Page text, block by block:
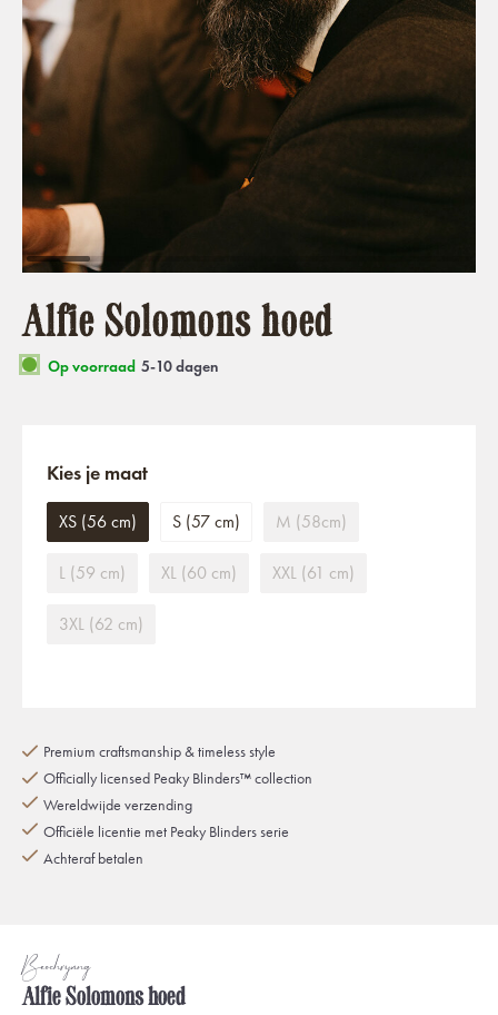
Alfie Solomons hoed
Op voorraad 5-10 dagen
Kies je maat
XS (56 cm) S (57 cm) M (58cm)
L (59 cm) XL (60 cm) XXL (61 cm)
3XL (62 cm)
Premium craftsmanship & timeless style
Officially licensed Peaky Blinders™ collection
Wereldwijde verzending
Officiële licentie met Peaky Blinders serie
Achteraf betalen
Beschrijving
Alfie Solomons hoed